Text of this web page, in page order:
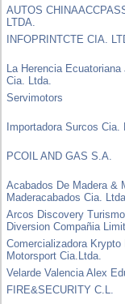
AUTOS
LTDA.
INFOPRINTCTE CIA.
La Herencia
Cia. Ltda.
Servimotors
Importadora Surcos Cia.
PCOIL AND GAS S.A.
Acabados De Madera &
Maderacabados Cia. Ltda.
Arcos Discovery
Diversion Compañia
Comercializadora Krypto
Motorsport Cia.Ltda.
Velarde Valencia Alex
FIRE&SECURITY C.L.